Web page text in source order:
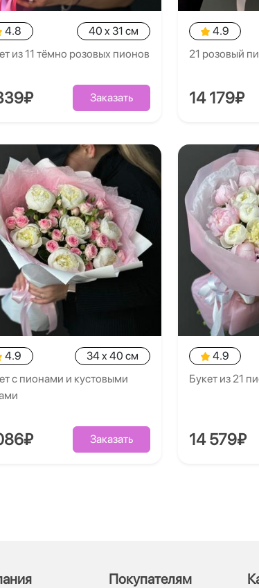
4.8
40 x 31 см
из 11 тёмно розовых пионов
Заказать
4.9
21 розовый
14 179₽
4.9
34 x 40 см
с пионами и кустовыми
Заказать
4.9
Букет из 21
14 579₽
Покупателям